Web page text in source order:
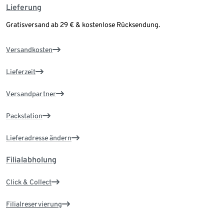
Lieferung
Gratisversand ab 29 € & kostenlose Rücksendung.
Versandkosten
Lieferzeit
Versandpartner
Packstation
Lieferadresse ändern
Filialabholung
Click & Collect
Filialreservierung